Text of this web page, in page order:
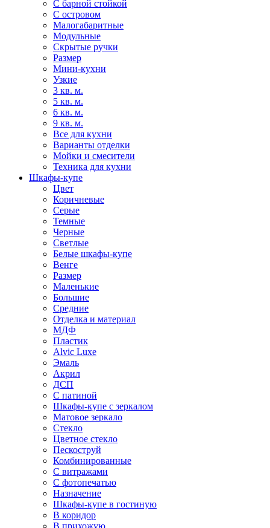
С барной стойкой
С островом
Малогабаритные
Модульные
Скрытые ручки
Размер
Мини-кухни
Узкие
3 кв. м.
5 кв. м.
6 кв. м.
9 кв. м.
Все для кухни
Варианты отделки
Мойки и смесители
Техника для кухни
Шкафы-купе
Цвет
Коричневые
Серые
Темные
Черные
Светлые
Белые шкафы-купе
Венге
Размер
Маленькие
Большие
Средние
Отделка и материал
МДФ
Пластик
Alvic Luxe
Эмаль
Акрил
ДСП
С патиной
Шкафы-купе с зеркалом
Матовое зеркало
Стекло
Цветное стекло
Пескоструй
Комбинированные
С витражами
С фотопечатью
Назначение
Шкафы-купе в гостиную
В коридор
В прихожую